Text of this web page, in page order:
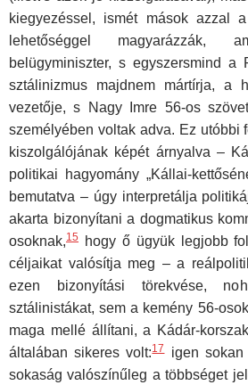
kiegyezéssel, ismét mások azzal
lehetőséggel magyarázzák,
belügyminiszter, s egyszersmind a
sztáliniz­mus majdnem mártírja, a
vezetője, s Nagy Imre 56-os
személyében voltak adva. Ez utóbbi
kiszolgálójának képét árnyalva –
politikai hagyomány „Kállai-
be­mutatva – úgy interpretálja
akarta bizonyí­tani a dogmatikus
osoknak,15 hogy ő ügyük legjobb
céljaikat valósítja meg – a
ezen bizonyítási törekvése,
sztálinistákat, sem a kemény 56-
maga mellé állítani, a Kádár-
általában sikeres volt:17igen sokan
sokaság valószínűleg a többséget